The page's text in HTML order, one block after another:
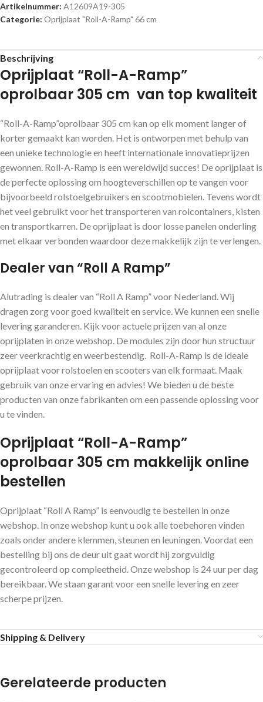
Artikelnummer: A12609A19-305
Categorie: Oprijplaat "Roll-A-Ramp" 66 cm
Beschrijving
Oprijplaat “Roll-A-Ramp”
oprolbaar 305 cm van top kwaliteit
“Roll-A-Ramp”oprolbaar 305 cm kan op elk moment langer of
korter gemaakt kan worden. Het is ontworpen met behulp van
een unieke technologie en heeft internationale innovatieprijzen
gewonnen. Roll-A-Ramp is een wereldwijd succes! De oprijplaat is
de perfecte oplossing om hoogteverschillen op te vangen voor
bijvoorbeeld rolstoelgebruikers en scootmobielen. Tevens wordt
het veel gebruikt voor het transporteren van rolcontainers, kisten
en transportkarren. De oprijplaat is door losse panelen onderling
met elkaar verbonden waardoor deze makkelijk zijn te verlengen.
Dealer van “Roll A Ramp”
Alutrading is dealer van “Roll A Ramp” voor Nederland. Wij
dragen zorg voor goed kwaliteit en service. We kunnen een snelle
levering garanderen. Kijk voor actuele prijzen van al onze
oprijplaten in onze webshop. De modules zijn door hun structuur
zeer veerkrachtig en weerbestendig. Roll-A-Ramp is de ideale
oprijplaat voor rolstoelen en scooters van elk formaat. Maak
gebruik van onze ervaring en advies! We bieden u de beste
producten van onze fabrikanten om een ​​passende oplossing voor
u te vinden.
Oprijplaat “Roll-A-Ramp”
oprolbaar 305 cm makkelijk online
bestellen
Oprijplaat “Roll A Ramp” is eenvoudig te bestellen in onze
webshop. In onze webshop kunt u ook alle toebehoren vinden
zoals onder andere klemmen, steunen en leuningen. Voordat een
bestelling bij ons de deur uit gaat wordt hij zorgvuldig
gecontroleerd op compleetheid. Onze webshop is 24 uur per dag
bereikbaar. We staan garant voor een snelle levering en zeer
scherpe prijzen.
Shipping & Delivery
Gerelateerde producten